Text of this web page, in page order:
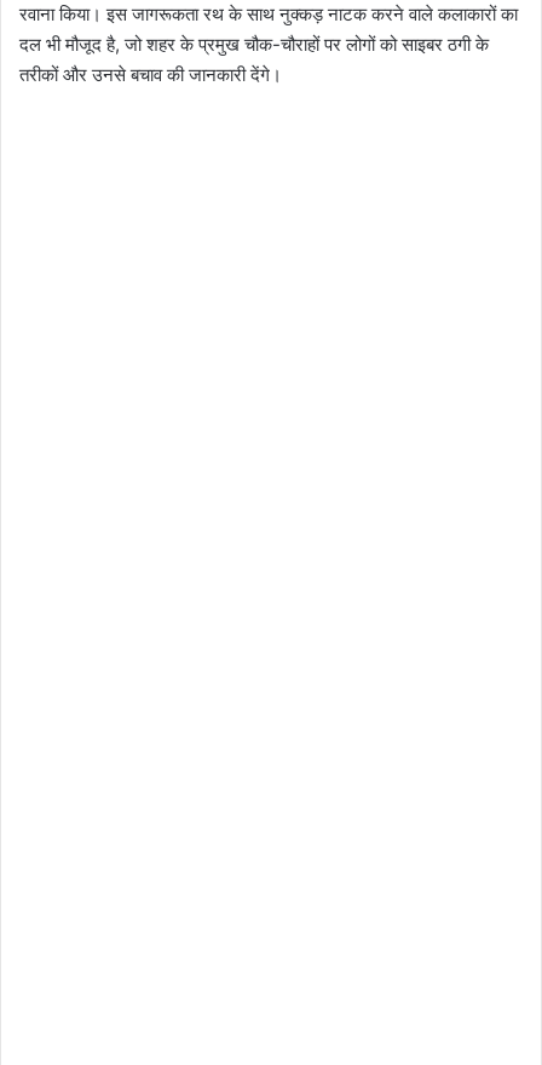
रवाना किया। इस जागरूकता रथ के साथ नुक्कड़ नाटक करने वाले कलाकारों का
दल भी मौजूद है, जो शहर के प्रमुख चौक-चौराहों पर लोगों को साइबर ठगी के
तरीकों और उनसे बचाव की जानकारी देंगे।